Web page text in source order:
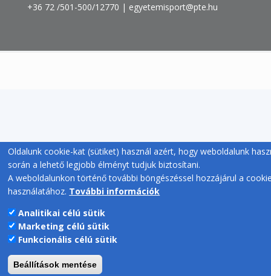
+36 72 /501-500/12770 | egyetemisport@pte.hu
Oldalunk cookie-kat (sütiket) használ azért, hogy weboldalunk
során a lehető legjobb élményt tudjuk biztosítani.
A weboldalunkon történő további böngészéssel hozzájárul a
használatához. További információk
Analitikai célú sütik
Marketing célú sütik
Funkcionális célú sütik
Beállítások mentése